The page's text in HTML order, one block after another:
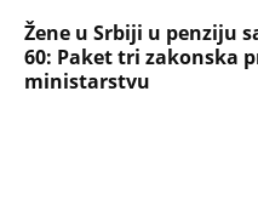
Žene u Srbiji u penziju
60: Paket tri zakonska
ministarstvu